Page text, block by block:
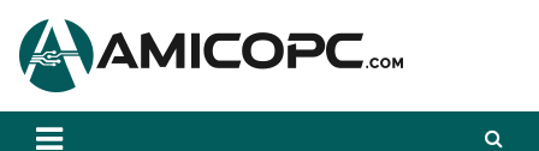
Amicopc.com